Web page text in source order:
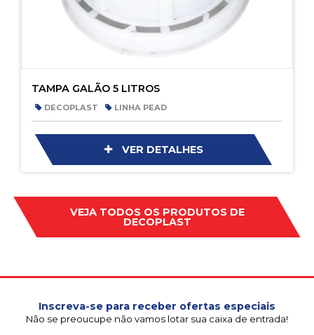
TAMPA GALÃO 5 LITROS
DECOPLAST LINHA PEAD
VER DETALHES
VEJA TODOS OS PRODUTOS DE
DECOPLAST
Inscreva-se para receber ofertas especiais
Não se preoucupe não vamos lotar sua caixa de entrada!